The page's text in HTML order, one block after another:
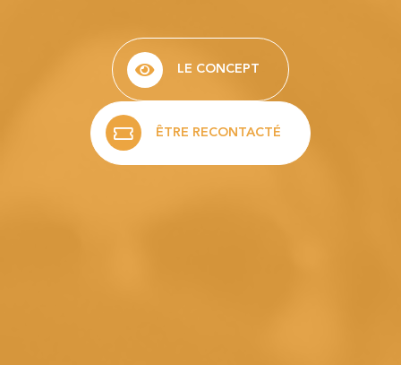
LE CONCEPT
ÊTRE RECONTACTÉ